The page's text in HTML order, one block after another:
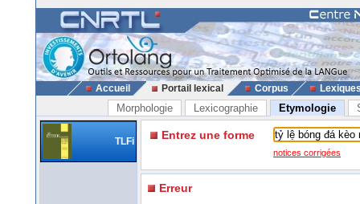
Accueil Portail lexical Corpus
Morphologie Lexicographie Etymologie
TLFi Entrez une forme
notices corrigées
Erreur